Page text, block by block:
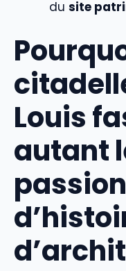
du site
Louis
autant